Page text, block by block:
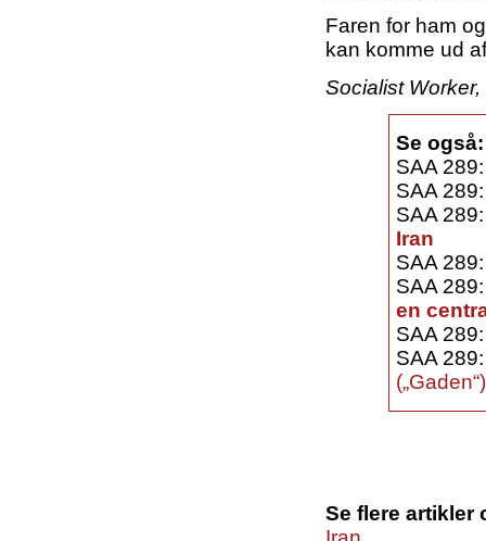
Faren for ham
kan komme ud
Socialist
Se også:
SAA
SAA
SAA
Iran
SAA
SAA
en
SAA
SAA
Se flere artikler